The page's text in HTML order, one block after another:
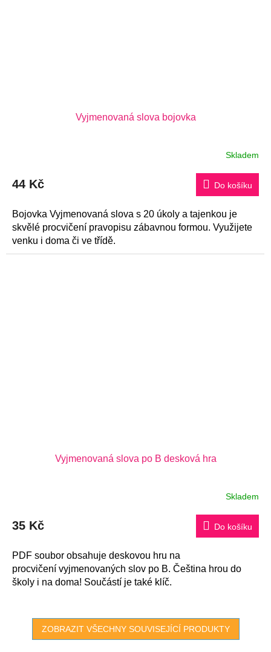
Vyjmenovaná slova bojovka
Skladem
44 Kč Do košíku
Bojovka Vyjmenovaná slova s 20 úkoly a tajenkou je
skvělé procvičení pravopisu zábavnou formou. Využijete
venku i doma či ve třídě.
Vyjmenovaná slova po B desková hra
Skladem
35 Kč Do košíku
PDF soubor obsahuje deskovou hru na
procvičení vyjmenovaných slov po B. Čeština hrou do
školy i na doma! Součástí je také klíč.
ZOBRAZIT VŠECHNY SOUVISEJÍCÍ PRODUKTY